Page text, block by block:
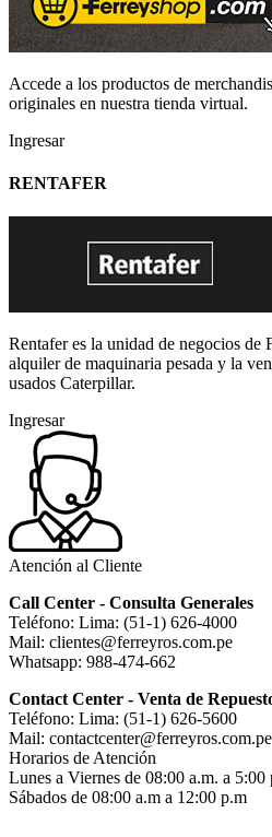
Accede a los productos de
originales en nuestra tienda virtual.
Ingresar
RENTAFER
Rentafer es la unidad de negocios de
alquiler de maquinaria pesada y la
usados Caterpillar.
Ingresar
Atención al Cliente
Call Center - Consulta Generales
Teléfono: Lima: (51-1) 626-4000
Mail: clientes@ferreyros.com.pe
Whatsapp: 988-474-662
Contact Center - Venta de
Teléfono: Lima: (51-1) 626-5600
Mail: contactcenter@ferreyros.com.pe
Horarios de Atención
Lunes a Viernes de 08:00 a.m. a 5:00
Sábados de 08:00 a.m a 12:00 p.m